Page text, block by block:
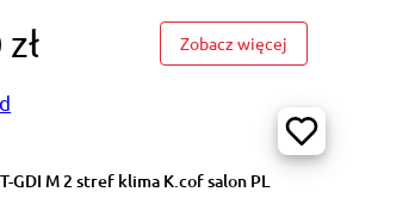
Podgrz.f K.cofania Salon PL VAT 23%
Zobacz więcej
GDI M 2 stref klima K.cof salon PL